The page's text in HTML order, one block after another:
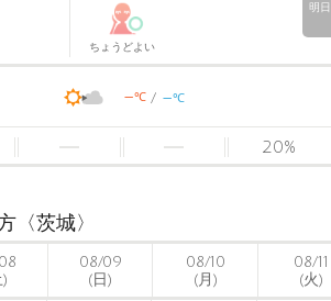
明日
ちょうどよい
-℃ -℃
20%
茨城〉
08/09
(日)
08/10
(月)
08/11
(火)